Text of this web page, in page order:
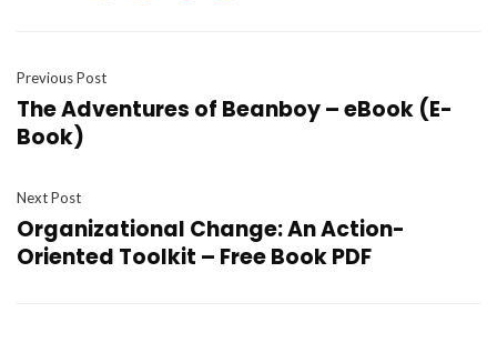
Previous Post
The Adventures of Beanboy – eBook (E-
Book)
Next Post
Organizational Change: An Action-
Oriented Toolkit – Free Book PDF